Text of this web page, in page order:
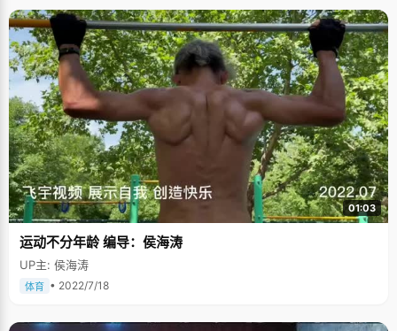
01:03
运动不分年龄 编导：侯海涛
UP主: 侯海涛
体育 • 2022/7/18